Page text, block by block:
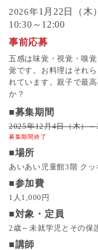
2026年1月22日（木）
10:30～12:00
事前応募
五感は味覚・視覚・嗅
覚です。お料理はそれ
れています。親子で最
か？
■募集期間
2025年12月4日（木）
募集期間終了
■場所
あいあい児童館3階 クッ
■参加費
1人1,000円
■対象・定員
2歳～未就学児とその保
■講師